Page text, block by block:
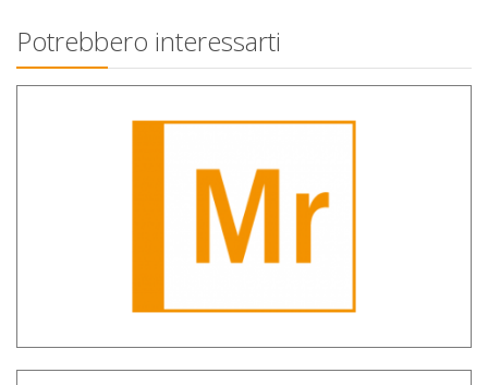
Potrebbero interessarti
autovalutazione misure restrittive